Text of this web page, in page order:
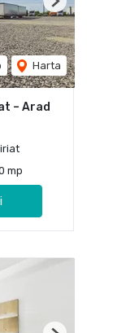
Harta
Next
– Arad
mp